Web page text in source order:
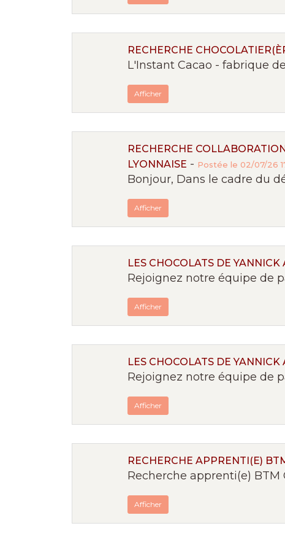
RECHERCHE
L'Instant Cacao - fabrique
Afficher
RECHERCHE
LYONNAISE - Postée le 02/07/26
Bonjour, Dans le cadre du
Afficher
LES CHOCOLATS DE
Rejoignez notre équipe de
Afficher
LES CHOCOLATS DE
Rejoignez notre équipe de
Afficher
RECHERCHE APPRENTI(E)
Recherche apprenti(e) BTM
Afficher